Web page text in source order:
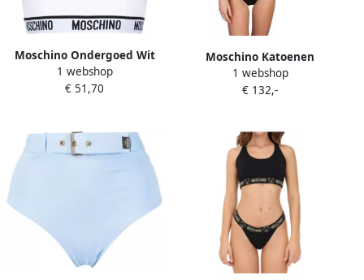
Moschino Ondergoed Wit
White Dames
1 webshop
€ 51,70
Moschino Katoenen
Bodysuits Collectie Lente
Zomer Vrouwen Black
1 webshop
€ 132,-